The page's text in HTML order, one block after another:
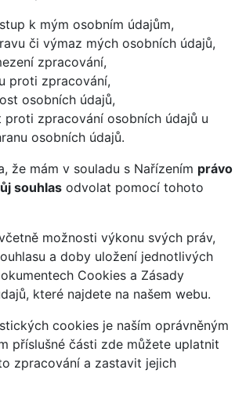
k mým osobním údajům,
či výmaz mých osobních údajů,
zpracování,
proti zpracování,
osobních údajů,
zpracování osobních údajů u
osobních údajů.
že mám v souladu s Nařízením právo
souhlas odvolat pomocí tohoto
možnosti výkonu svých práv,
a doby uložení jednotlivých
Cookies a Zásady
které najdete na našem webu.
cookies je naším oprávněným
příslušné části zde můžete uplatnit
zpracování a zastavit jejich